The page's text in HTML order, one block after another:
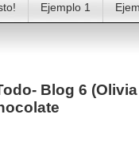
Ejemplo 1
Blog 6